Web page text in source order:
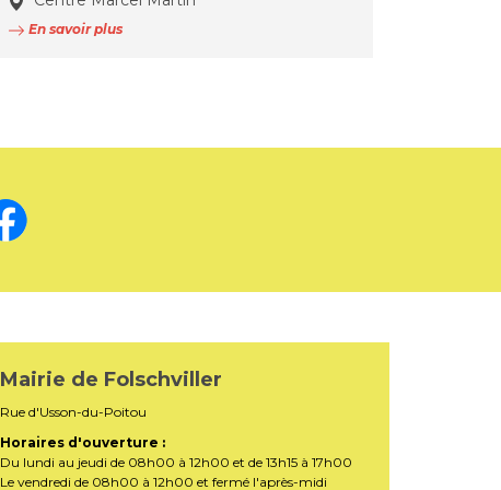
En savoir plus
Mairie de Folschviller
Rue d'Usson-du-Poitou
Horaires d'ouverture :
Du lundi au jeudi de 08h00 à 12h00 et de 13h15 à 17h00
Le vendredi de 08h00 à 12h00 et fermé l'après-midi